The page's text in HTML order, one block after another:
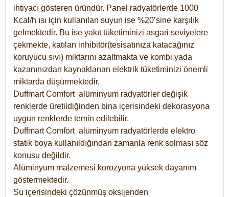
ihtiyacı gösteren üründür. Panel radyatörlerde 1000
Kcal/h ısı için kullanılan suyun ise %20’sine karşılık
gelmektedir. Bu ise yakıt tüketiminizi asgari seviyelere
çekmekte, katılan inhibitör(tesisatınıza katacağınız
koruyucu sıvı) miktarını azaltmakta ve kombi yada
kazanınızdan kaynaklanan elektrik tüketiminizi önemli
miktarda düşürmektedir.
Duffmart Comfort alüminyum radyatörler değişik
renklerde üretildiğinden bina içerisindeki dekorasyona
uygun renklerde temin edilebilir.
DuffmartComfort alüminyum radyatörlerde elektro
statik boya kullanıldığından zamanla renk solması söz
konusu değildir.
Alüminyum malzemesi korozyona yüksek dayanım
göstermektedir.
Su içerisindeki çözünmüş oksijenden